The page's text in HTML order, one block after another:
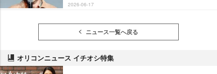
2026-06-17
ニュース一覧へ戻る
オリコンニュース イチオシ特集